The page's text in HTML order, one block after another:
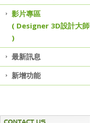
影片專區
( Designer 3D設計大師
)
最新訊息
新增功能